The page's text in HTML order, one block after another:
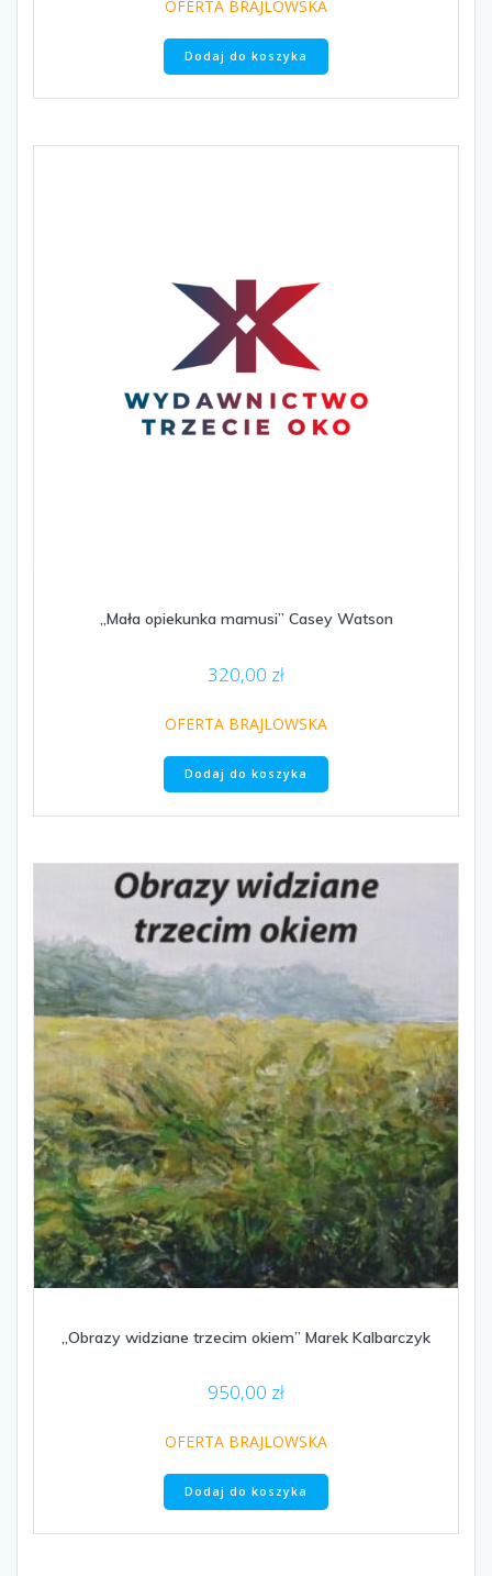
OFERTA BRAJLOWSKA
Dodaj do koszyka
„Mała opiekunka mamusi” Casey Watson
320,00 zł
OFERTA BRAJLOWSKA
Dodaj do koszyka
„Obrazy widziane trzecim okiem” Marek Kalbarczyk
950,00 zł
OFERTA BRAJLOWSKA
Dodaj do koszyka